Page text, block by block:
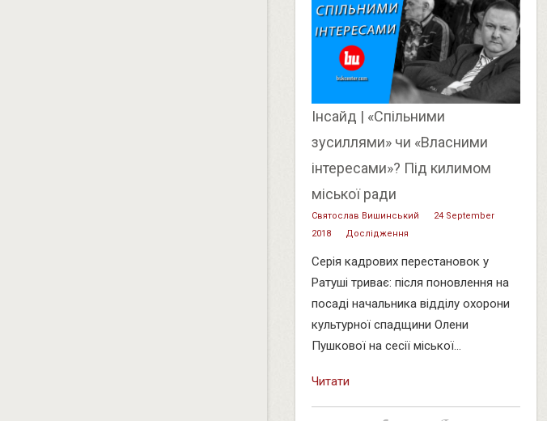
Інсайд | «Спільними
зусиллями» чи «Власними
інтересами»? Під килимом
міської ради
Святослав Вишинський
24 September
2018
Дослідження
Серія кадрових перестановок у
Ратуші триває: після поновлення на
посаді начальника відділу охорони
культурної спадщини Олени
Пушкової на сесії міської...
Читати